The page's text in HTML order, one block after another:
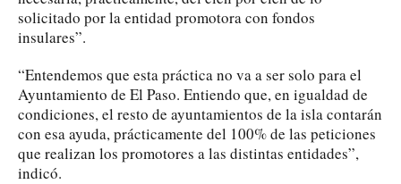
solicitado por la entidad promotora con fondos
insulares”.
“Entendemos que esta práctica no va a ser solo para el
Ayuntamiento de El Paso. Entiendo que, en igualdad de
condiciones, el resto de ayuntamientos de la isla contarán
con esa ayuda, prácticamente del 100% de las peticiones
que realizan los promotores a las distintas entidades”,
indicó.